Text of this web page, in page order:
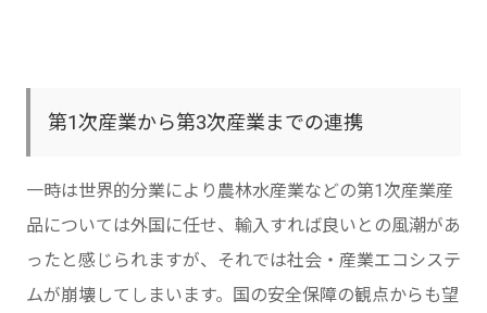
第1次産業から第3次産業までの連携
一時は世界的分業により農林水産業などの第1次産業産
品については外国に任せ、輸入すれば良いとの風潮があ
ったと感じられますが、それでは社会・産業エコシステ
ムが崩壊してしまいます。国の安全保障の観点からも望